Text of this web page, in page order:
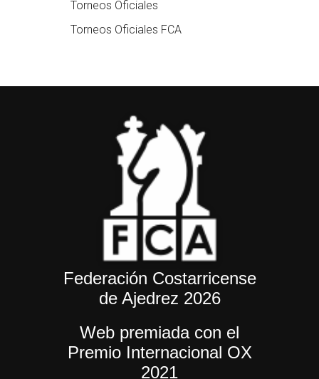
Torneos Oficiales
Torneos Oficiales FCA
Federación Costarricense
de Ajedrez 2026
Web premiada con el
Premio Internacional OX
2021